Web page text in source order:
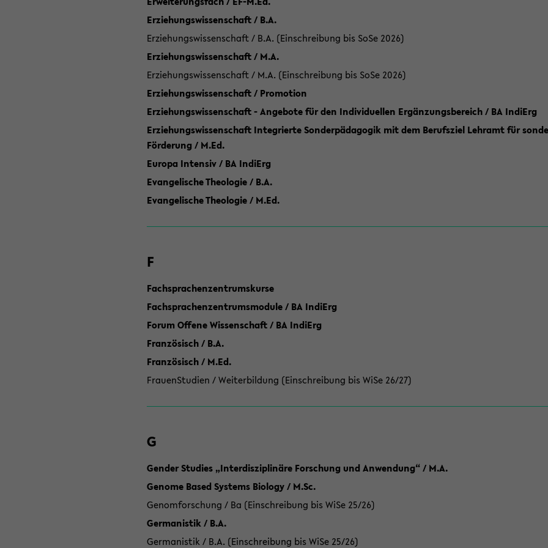
Erziehungswissenschaft / B.A.
Erziehungswissenschaft / B.A. (Einschreibung bis SoSe 2026)
Erziehungswissenschaft / M.A.
Erziehungswissenschaft / M.A. (Einschreibung bis SoSe 2026)
Erziehungswissenschaft / Promotion
Erziehungswissenschaft - Angebote für den Individuellen Ergänzungsbereich / BA IndiErg
Erziehungswissenschaft Integrierte Sonderpädagogik mit dem Berufsziel Lehramt für
Förderung / M.Ed.
Europa Intensiv / BA IndiErg
Evangelische Theologie / B.A.
Evangelische Theologie / M.Ed.
F
Fachsprachenzentrumskurse
Fachsprachenzentrumsmodule / BA IndiErg
Forum Offene Wissenschaft / BA IndiErg
Französisch / B.A.
Französisch / M.Ed.
FrauenStudien / Weiterbildung (Einschreibung bis WiSe 26/27)
G
Gender Studies „Interdisziplinäre Forschung und Anwendung“ / M.A.
Genome Based Systems Biology / M.Sc.
Genomforschung / Ba (Einschreibung bis WiSe 25/26)
Germanistik / B.A.
Germanistik / B.A. (Einschreibung bis WiSe 25/26)